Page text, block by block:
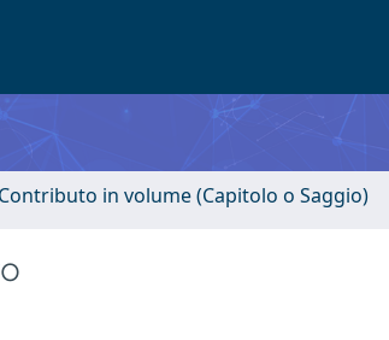
in volume (Capitolo o Saggio)